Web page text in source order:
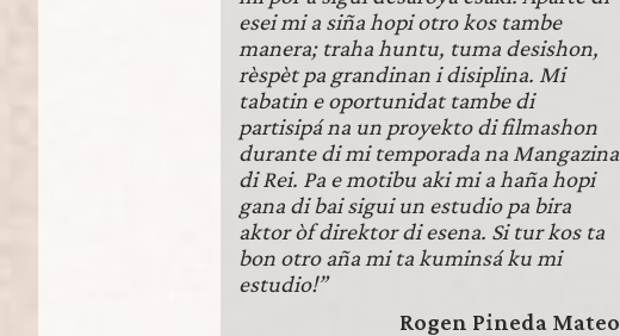
esei mi a siña hopi otro kos tambe
manera; traha huntu, tuma desishon,
rèspèt pa grandinan i disiplina. Mi
tabatin e oportunidat tambe di
partisipá na un proyekto di filmashon
durante di mi temporada na Mangazina
di Rei. Pa e motibu aki mi a haña hopi
gana di bai sigui un estudio pa bira
aktor òf direktor di esena. Si tur kos ta
bon otro aña mi ta kuminsá ku mi
estudio!”
Rogen Pineda Mateo